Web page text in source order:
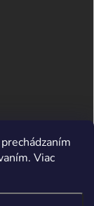
Viac